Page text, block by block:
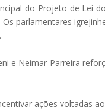
do Projeto de Lei
parlamentares
e Neimar Parreira
ações voltadas